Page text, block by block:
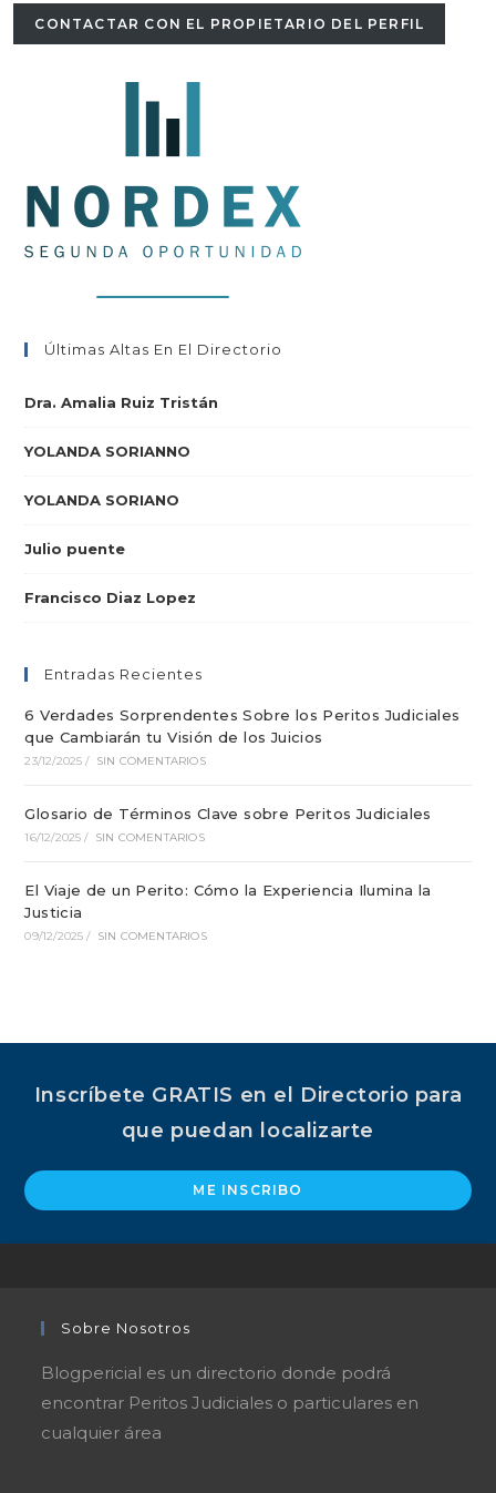
CONTACTAR CON EL PROPIETARIO DEL PERFIL
Últimas Altas En El Directorio
Dra. Amalia Ruiz Tristán
YOLANDA SORIANNO
YOLANDA SORIANO
Julio puente
Francisco Diaz Lopez
Entradas Recientes
6 Verdades Sorprendentes Sobre los Peritos Judiciales
que Cambiarán tu Visión de los Juicios
23/12/2025 / SIN COMENTARIOS
Glosario de Términos Clave sobre Peritos Judiciales
16/12/2025 / SIN COMENTARIOS
El Viaje de un Perito: Cómo la Experiencia Ilumina la
Justicia
09/12/2025 / SIN COMENTARIOS
Inscríbete GRATIS en el Directorio para
que puedan localizarte
ME INSCRIBO
Sobre Nosotros
Blogpericial es un directorio donde podrá
encontrar Peritos Judiciales o particulares en
cualquier área